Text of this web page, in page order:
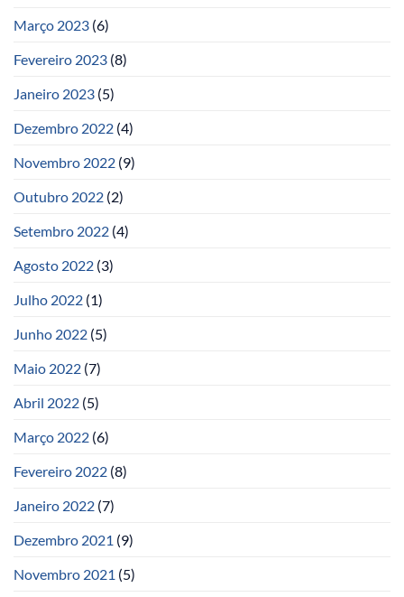
Março 2023 (6)
Fevereiro 2023 (8)
Janeiro 2023 (5)
Dezembro 2022 (4)
Novembro 2022 (9)
Outubro 2022 (2)
Setembro 2022 (4)
Agosto 2022 (3)
Julho 2022 (1)
Junho 2022 (5)
Maio 2022 (7)
Abril 2022 (5)
Março 2022 (6)
Fevereiro 2022 (8)
Janeiro 2022 (7)
Dezembro 2021 (9)
Novembro 2021 (5)